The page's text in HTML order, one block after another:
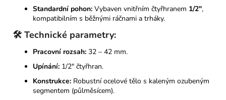
Standardní pohon: Vybaven vnitřním čtyřhranem 1/2",
kompatibilním s běžnými ráčnami a trháky.
🛠️ Technické parametry:
Pracovní rozsah: 32 – 42 mm.
Upínání: 1/2" čtyřhran.
Konstrukce: Robustní ocelové tělo s kaleným ozubeným
segmentem (půlměsícem).